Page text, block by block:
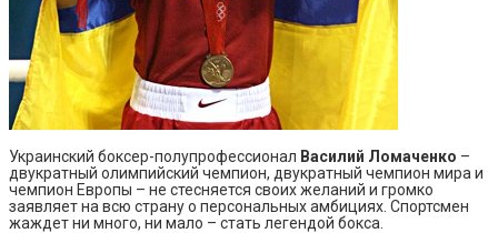
Украинский боксер-полупрофессионал Василий Ломаченко –
двукратный олимпийский чемпион, двукратный чемпион мира и
чемпион Европы – не стесняется своих желаний и громко
заявляет на всю страну о персональных амбициях. Спортсмен
жаждет ни много, ни мало – стать легендой бокса.